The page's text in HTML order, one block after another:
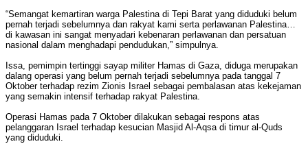
“Semangat kemartiran warga Palestina di Tepi Barat yang diduduki belum
pernah terjadi sebelumnya dan rakyat kami serta perlawanan Palestina…
di kawasan ini sangat menyadari kebenaran perlawanan dan persatuan
nasional dalam menghadapi pendudukan,” simpulnya.
Issa, pemimpin tertinggi sayap militer Hamas di Gaza, diduga merupakan
dalang operasi yang belum pernah terjadi sebelumnya pada tanggal 7
Oktober terhadap rezim Zionis Israel sebagai pembalasan atas kekejaman
yang semakin intensif terhadap rakyat Palestina.
Operasi Hamas pada 7 Oktober dilakukan sebagai respons atas
pelanggaran Israel terhadap kesucian Masjid Al-Aqsa di timur al-Quds
yang diduduki.